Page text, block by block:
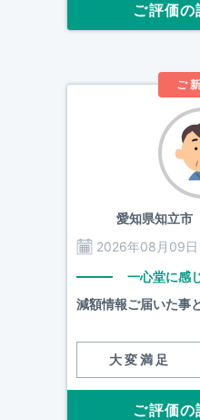
ご評価の
ご
愛知県知立市
2026年08月09日
一心堂に感
減額情報ご届いた事
大変満足
ご評価の